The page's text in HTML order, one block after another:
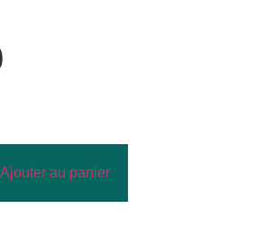
Ajouter au panier